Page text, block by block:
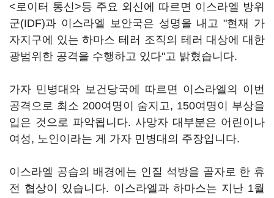
<로이터 통신>등 주요 외신에 따르면 이스라엘 방위
군(IDF)과 이스라엘 보안국은 성명을 내고 "현재 가
자지구에 있는 하마스 테러 조직의 테러 대상에 대한
광범위한 공격을 수행하고 있다"고 밝혔습니다.
가자 민병대와 보건당국에 따르면 이스라엘의 이번
공격으로 최소 200여명이 숨지고, 150여명이 부상을
입은 것으로 파악됩니다. 사망자 대부분은 어린이나
여성, 노인이라는 게 가자 민병대의 주장입니다.
이스라엘 공습의 배경에는 인질 석방을 골자로 한 휴
전 협상이 있습니다. 이스라엘과 하마스는 지난 1월